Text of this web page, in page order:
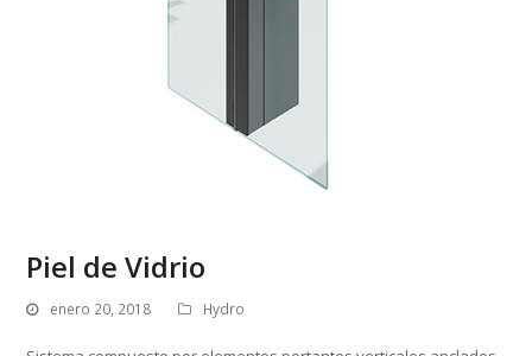
Piel de Vidrio
enero 20, 2018 Hydro